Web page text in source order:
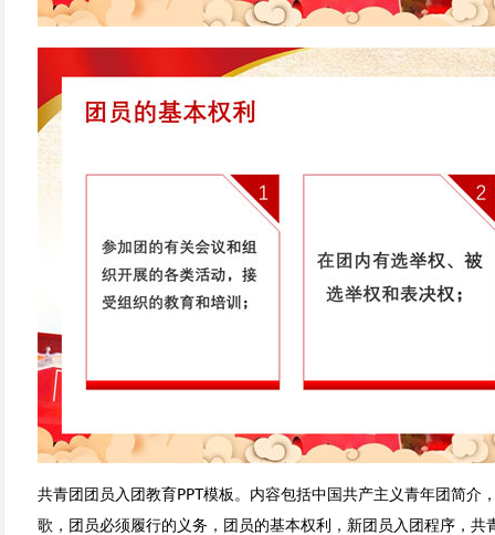
共青团团员入团教育PPT模板。内容包括中国共产主义青年团简
歌，团员必须履行的义务，团员的基本权利，新团员入团程序，共